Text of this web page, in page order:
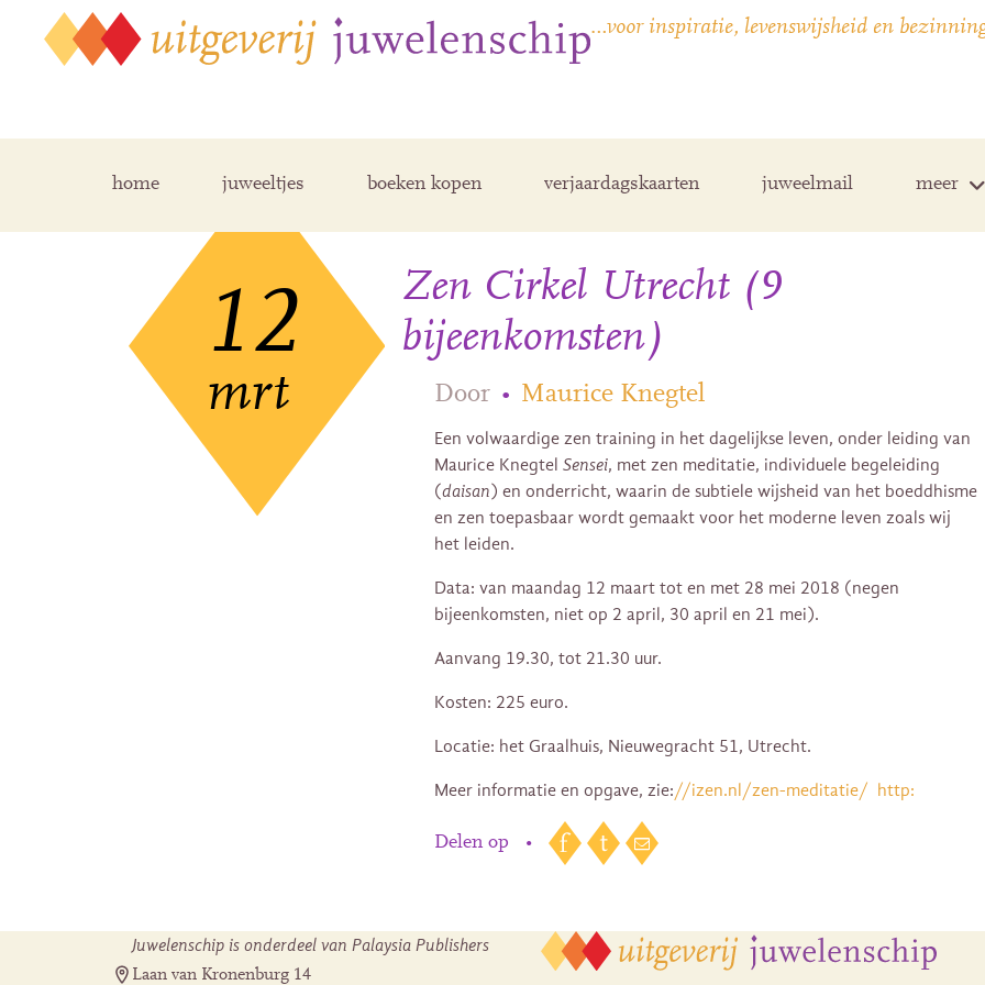
…voor inspiratie, levenswijsheid en
home juweeltjes boeken kopen verjaardagskaarten juweelmail meer
12
mrt
Zen Cirkel Utrecht (9
bijeenkomsten)
Door • Maurice Knegtel
Een volwaardige zen training in het dagelijkse leven, onder leiding van
Maurice Knegtel Sensei, met zen meditatie, individuele begeleiding
(daisan) en onderricht, waarin de subtiele wijsheid van het boeddhisme
en zen toepasbaar wordt gemaakt voor het moderne leven zoals wij
het leiden.
Data: van maandag 12 maart tot en met 28 mei 2018 (negen
bijeenkomsten, niet op 2 april, 30 april en 21 mei).
Aanvang 19.30, tot 21.30 uur.
Kosten: 225 euro.
Locatie: het Graalhuis, Nieuwegracht 51, Utrecht.
Meer informatie en opgave, zie://izen.nl/zen-meditatie/ http:
Delen op •
Juwelenschip is onderdeel van Palaysia Publishers
Laan van Kronenburg 14